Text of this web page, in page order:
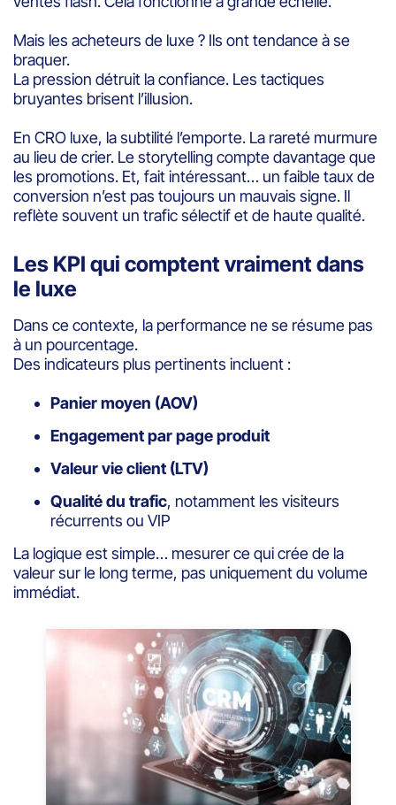
Mais les acheteurs de luxe ? Ils ont tendance à se
braquer.
La pression détruit la confiance. Les tactiques
bruyantes brisent l’illusion.
En CRO luxe, la subtilité l’emporte. La rareté murmure
au lieu de crier. Le storytelling compte davantage que
les promotions. Et, fait intéressant… un faible taux de
conversion n’est pas toujours un mauvais signe. Il
reflète souvent un trafic sélectif et de haute qualité.
Les KPI qui comptent vraiment dans
le luxe
Dans ce contexte, la performance ne se résume pas
à un pourcentage.
Des indicateurs plus pertinents incluent :
Panier moyen (AOV)
Engagement par page produit
Valeur vie client (LTV)
Qualité du trafic, notamment les visiteurs
récurrents ou VIP
La logique est simple… mesurer ce qui crée de la
valeur sur le long terme, pas uniquement du volume
immédiat.